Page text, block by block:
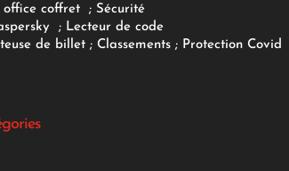
office coffret ; Sécurité
; Lecteur de code
de billet; Classements ; Protection Covid